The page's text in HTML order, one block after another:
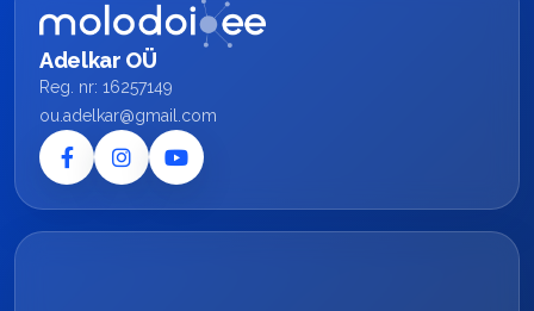
Adelkar OÜ
Reg. nr: 16257149
ou.adelkar@gmail.com